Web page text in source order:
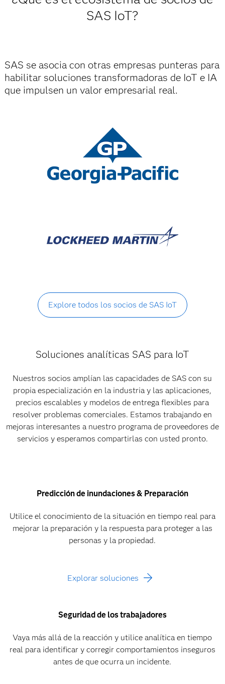
SAS IoT?
SAS se asocia con otras empresas punteras para
habilitar soluciones transformadoras de IoT e IA
que impulsen un valor empresarial real.
Explore todos los socios de SAS IoT
Soluciones analíticas SAS para IoT
Nuestros socios amplían las capacidades de SAS con su
propia especialización en la industria y las aplicaciones,
precios escalables y modelos de entrega flexibles para
resolver problemas comerciales. Estamos trabajando en
mejoras interesantes a nuestro programa de proveedores de
servicios y esperamos compartirlas con usted pronto.
Predicción de inundaciones & Preparación
Utilice el conocimiento de la situación en tiempo real para
mejorar la preparación y la respuesta para proteger a las
personas y la propiedad.
Explorar soluciones
Seguridad de los trabajadores
Vaya más allá de la reacción y utilice analítica en tiempo
real para identificar y corregir comportamientos inseguros
antes de que ocurra un incidente.